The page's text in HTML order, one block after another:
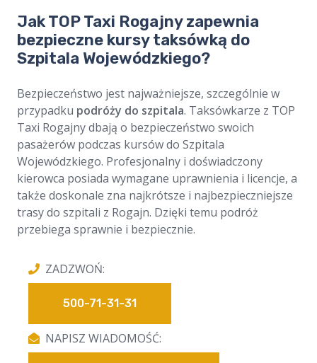
Jak TOP Taxi Rogajny zapewnia
bezpieczne kursy taksówką do
Szpitala Wojewódzkiego?
Bezpieczeństwo jest najważniejsze, szczególnie w
przypadku podróży do szpitala. Taksówkarze z TOP
Taxi Rogajny dbają o bezpieczeństwo swoich
pasażerów podczas kursów do Szpitala
Wojewódzkiego. Profesjonalny i doświadczony
kierowca posiada wymagane uprawnienia i licencje, a
także doskonale zna najkrótsze i najbezpieczniejsze
trasy do szpitali z Rogajn. Dzięki temu podróż
przebiega sprawnie i bezpiecznie.
ZADZWOŃ:
500-71-31-31
NAPISZ WIADOMOŚĆ: